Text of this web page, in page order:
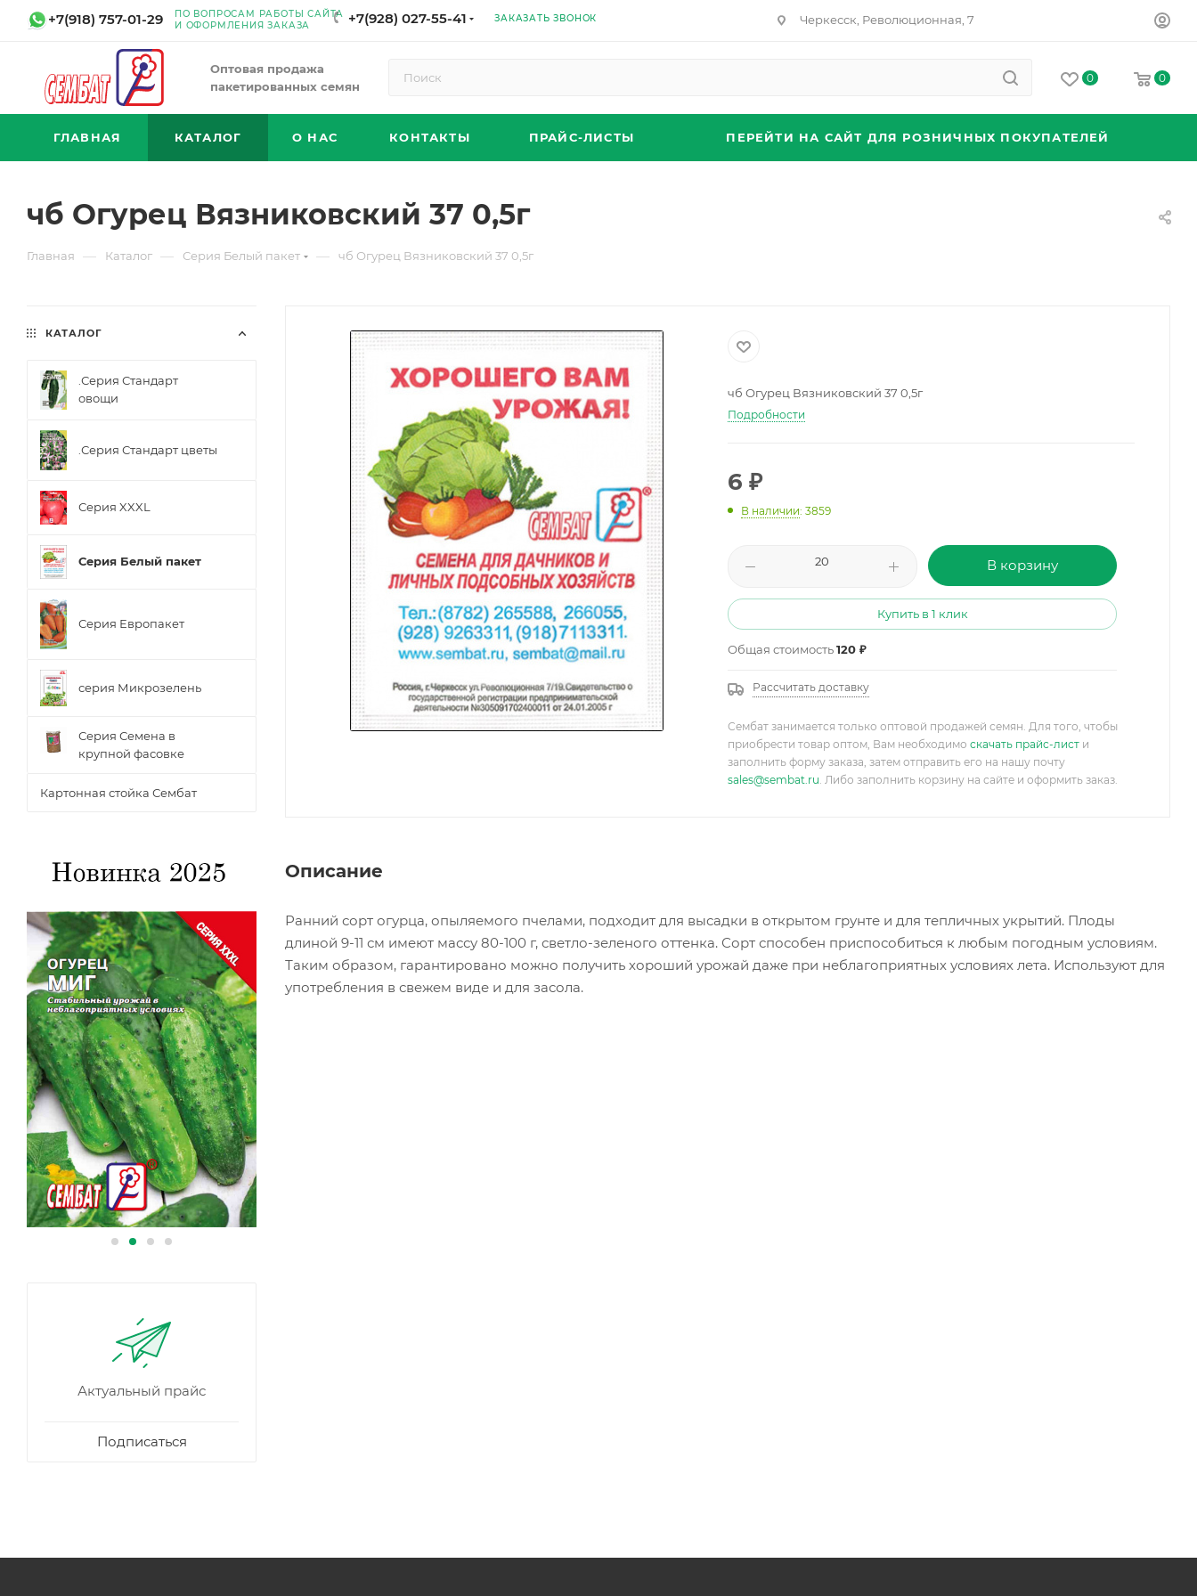
+7(918) 757-01-29
ПО ВОПРОСАМ РАБОТЫ САЙТА
И ОФОРМЛЕНИЯ ЗАКАЗА
+7(928) 027-55-41 ЗАКАЗАТЬ ЗВОНОК Черкесск, Революционная, 7
Оптовая продажа
пакетированных семян
0 0
ГЛАВНАЯ КАТАЛОГ О НАС КОНТАКТЫ ПРАЙС-ЛИСТЫ ПЕРЕЙТИ НА САЙТ ДЛЯ РОЗНИЧНЫХ ПОКУПАТЕЛЕЙ
чб Огурец Вязниковский 37 0,5г
Главная — Каталог — Серия Белый пакет — чб Огурец Вязниковский 37 0,5г
чб Огурец Вязниковский 37 0,5г
Подробности
6 ₽
В наличии: 3859
В корзину
Купить в 1 клик
Общая стоимость120 ₽
Рассчитать доставку
Сембат занимается только оптовой продажей семян. Для того, чтобы
приобрести товар оптом, Вам необходимо скачать прайс-лист и
заполнить форму заказа, затем отправить его на нашу почту
sales@sembat.ru. Либо заполнить корзину на сайте и оформить заказ.
Описание
Ранний сорт огурца, опыляемого пчелами, подходит для высадки в открытом грунте и для тепличных укрытий. Плоды
длиной 9-11 см имеют массу 80-100 г, светло-зеленого оттенка. Сорт способен приспособиться к любым погодным условиям.
Таким образом, гарантировано можно получить хороший урожай даже при неблагоприятных условиях лета. Используют для
употребления в свежем виде и для засола.
КАТАЛОГ
.Серия Стандарт
овощи
.Серия Стандарт цветы
Серия XXXL
Серия Белый пакет
Серия Европакет
серия Микрозелень
Серия Семена в
крупной фасовке
Картонная стойка Сембат
Актуальный прайс
Подписаться